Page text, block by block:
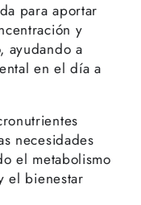
para aportar
y
ayudando a
en el día a
necesidades
el metabolismo
el bienestar